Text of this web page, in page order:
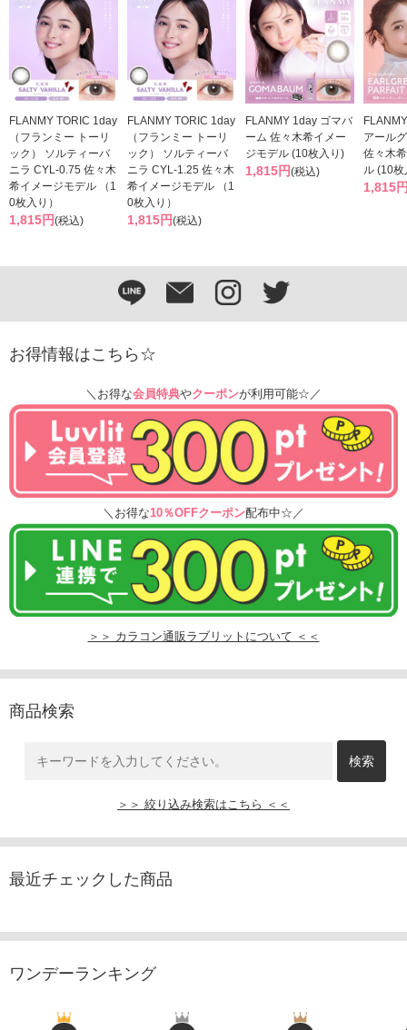
FLANMY TORIC 1day
（フランミー トーリ
ック） ソルティーバ
ニラ CYL-0.75 佐々木
希イメージモデル （1
0枚入り）
1,815円(税込)
FLANMY TORIC 1day
（フランミー トーリ
ック） ソルティーバ
ニラ CYL-1.25 佐々木
希イメージモデル （1
0枚入り）
1,815円(税込)
FLANMY 1day ゴマバ
ーム 佐々木希イメー
ジモデル (10枚入り)
1,815円(税込)
アール
佐々木
ル (10
1,815
お得情報はこちら☆
＼お得な会員特典やクーポンが利用可能☆／
＼お得な10％OFFクーポン配布中☆／
＞＞ カラコン通販ラブリットについて ＜＜
商品検索
＞＞ 絞り込み検索はこちら ＜＜
最近チェックした商品
ワンデーランキング